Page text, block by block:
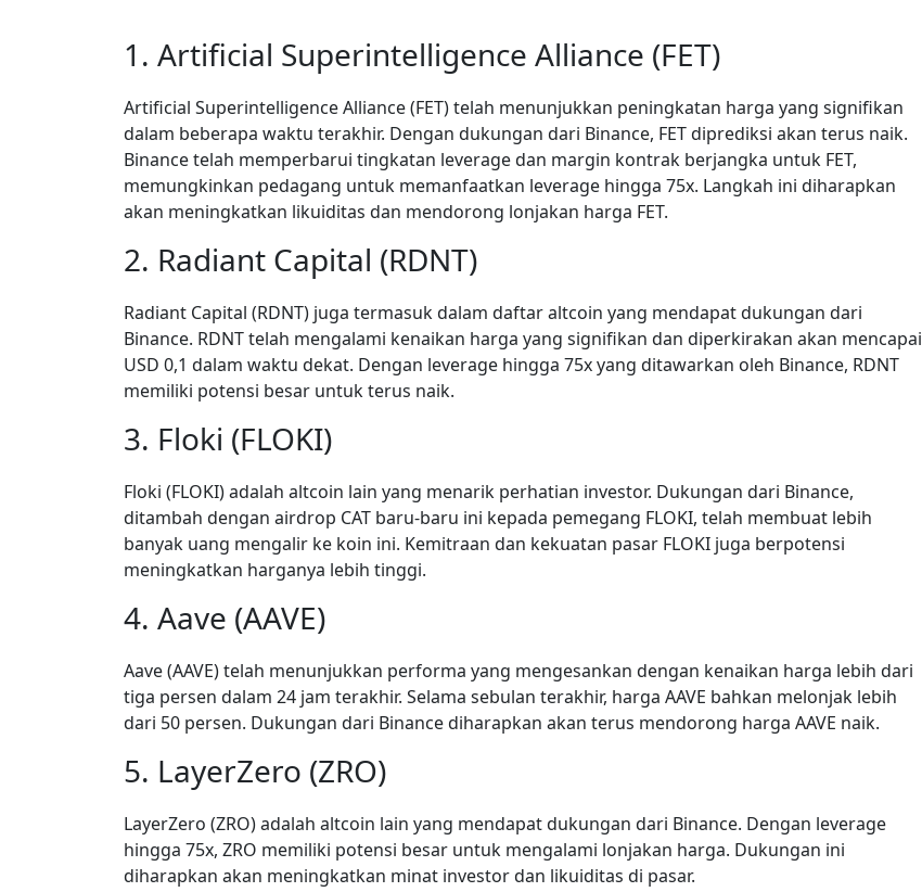
1. Artificial Superintelligence Alliance (FET)
Artificial Superintelligence Alliance (FET) telah menunjukkan peningkatan harga yang signifikan
dalam beberapa waktu terakhir. Dengan dukungan dari Binance, FET diprediksi akan terus naik.
Binance telah memperbarui tingkatan leverage dan margin kontrak berjangka untuk FET,
memungkinkan pedagang untuk memanfaatkan leverage hingga 75x. Langkah ini diharapkan
akan meningkatkan likuiditas dan mendorong lonjakan harga FET.
2. Radiant Capital (RDNT)
Radiant Capital (RDNT) juga termasuk dalam daftar altcoin yang mendapat dukungan dari
Binance. RDNT telah mengalami kenaikan harga yang signifikan dan diperkirakan akan mencapai
USD 0,1 dalam waktu dekat. Dengan leverage hingga 75x yang ditawarkan oleh Binance, RDNT
memiliki potensi besar untuk terus naik.
3. Floki (FLOKI)
Floki (FLOKI) adalah altcoin lain yang menarik perhatian investor. Dukungan dari Binance,
ditambah dengan airdrop CAT baru-baru ini kepada pemegang FLOKI, telah membuat lebih
banyak uang mengalir ke koin ini. Kemitraan dan kekuatan pasar FLOKI juga berpotensi
meningkatkan harganya lebih tinggi.
4. Aave (AAVE)
Aave (AAVE) telah menunjukkan performa yang mengesankan dengan kenaikan harga lebih dari
tiga persen dalam 24 jam terakhir. Selama sebulan terakhir, harga AAVE bahkan melonjak lebih
dari 50 persen. Dukungan dari Binance diharapkan akan terus mendorong harga AAVE naik.
5. LayerZero (ZRO)
LayerZero (ZRO) adalah altcoin lain yang mendapat dukungan dari Binance. Dengan leverage
hingga 75x, ZRO memiliki potensi besar untuk mengalami lonjakan harga. Dukungan ini
diharapkan akan meningkatkan minat investor dan likuiditas di pasar.